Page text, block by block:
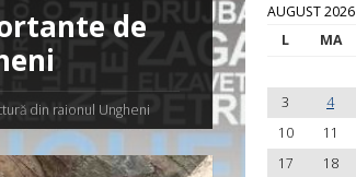
de
din raionul Ungheni
AUGUST 2026
L
MA
3
4
10
11
17
18